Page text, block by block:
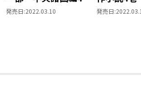
Twitter @mebarunrun
発売日:2022.03.10
ス1巻 ２冊
発売日: